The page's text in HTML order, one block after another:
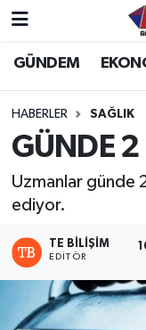
GÜNDEM
HABERLER SAĞLIK
GÜNDE 2
Uzmanlar günde
ediyor.
TE BILIŞIM
EDITÖR
Hava Durumu
Trafik Durumu
Süper Lig
Tüm Manşetler
Son Dakika
Haber Arşivi